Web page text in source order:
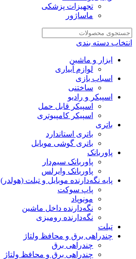
تجهیزات پزشکی
ماساژور
انتخاب دسته بندی
ابزار و ماشین
لوازم آبیاری
اسباب بازی
ساختنی
اسپیکر و رادیو
اسپیکر قابل حمل
اسپیکر کامپیوتری
باتری
باتری استاندارد
باتری گوشی موبایل
پاوربانک
پاوربانک سیم‌دار
پاوربانک وایرلس
پایه نگه‌دارنده موبایل و تبلت (هولدر)
پاپ سوکت
مونوپاد
نگه‌دارنده داخل ماشین
نگه‌دارنده رومیزی
تبلت
چندراهی برق و محافظ ولتاژ
چندراهی برق
چندراهی برق و محافظ ولتاژ